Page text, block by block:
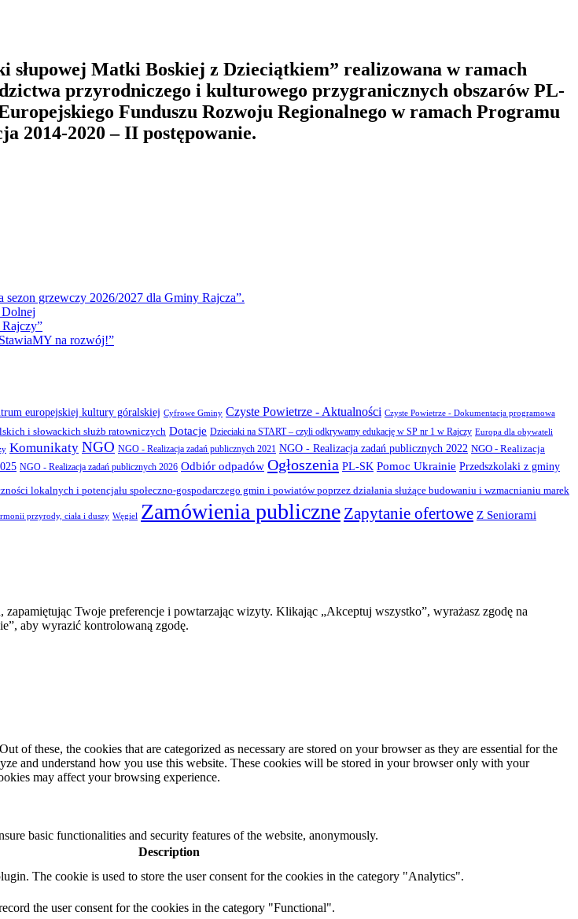
Matki Boskiej z Dzieciątkiem” realizowana w ramach
przyrodniczego i kulturowego przygranicznych obszarów PL-
Funduszu Rozwoju Regionalnego w ramach Programu
2014-2020 – II postępowanie.
sezon grzewczy 2026/2027 dla Gminy Rajcza”.
Dolnej
na rozwój!”
europejskiej kultury góralskiej Cyfrowe Gminy Czyste Powietrze - Aktualności Czyste Powietrze - Dokumentacja programowa
i słowackich służb ratowniczych Dotacje Dzieciaki na START – czyli odkrywamy edukację w SP nr 1 w Rajczy Europa dla obywateli
Komunikaty NGO NGO - Realizacja zadań publicznych 2021 NGO - Realizacja zadań publicznych 2022 NGO - Realizacja
NGO - Realizacja zadań publicznych 2026 Odbiór odpadów Ogłoszenia PL-SK Pomoc Ukrainie Przedszkolaki z gminy
lokalnych i potencjału społeczno-gospodarczego gmin i powiatów poprzez działania służące budowaniu i wzmacnianiu marek
przyrody, ciała i duszy Węgiel Zamówienia publiczne Zapytanie ofertowe Z Seniorami
Twoje preferencje i powtarzając wizyty. Klikając „Akceptuj wszystko”, wyrażasz zgodę na
aby wyrazić kontrolowaną zgodę.
these, the cookies that are categorized as necessary are stored on your browser as they are essential for the
and understand how you use this website. These cookies will be stored in your browser only with your
may affect your browsing experience.
basic functionalities and security features of the website, anonymously.
Description
The cookie is used to store the user consent for the cookies in the category "Analytics".
the user consent for the cookies in the category "Functional".